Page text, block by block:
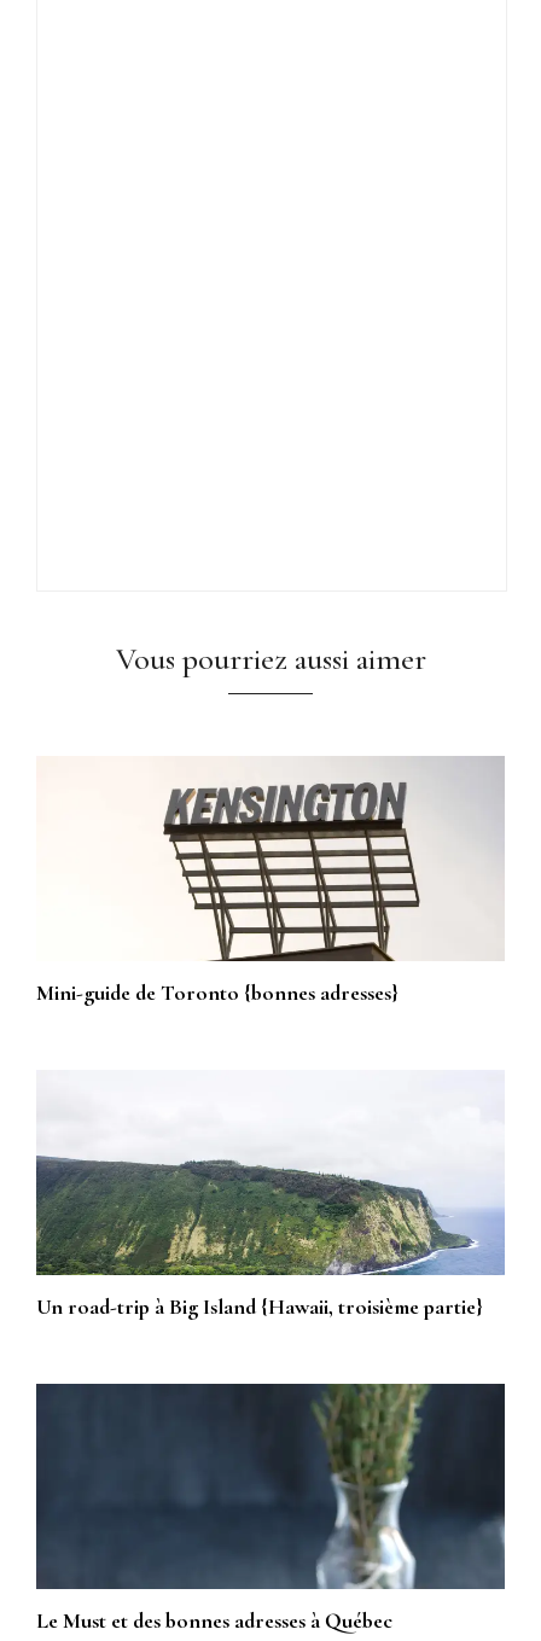
Vous pourriez aussi aimer
Mini-guide de Toronto {bonnes adresses}
Un road-trip à Big Island {Hawaii, troisième partie}
Le Must et des bonnes adresses à Québec